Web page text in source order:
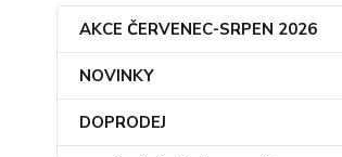
AKCE ČERVENEC-SRPEN 2026
NOVINKY
DOPRODEJ